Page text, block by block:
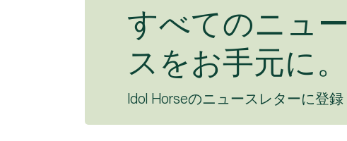
すべてのニュー
スをお手元に。
Idol Horseのニュースレターに登録